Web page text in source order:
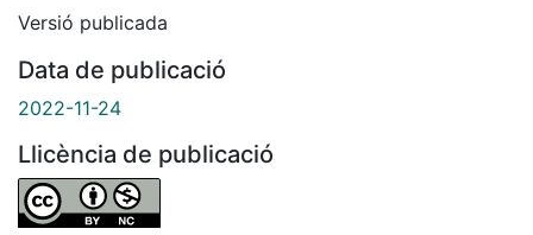
Versió publicada
Data de publicació
2022-11-24
Llicència de publicació